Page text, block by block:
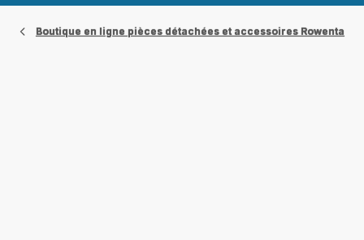
Boutique en ligne pièces détachées et accessoires Rowenta